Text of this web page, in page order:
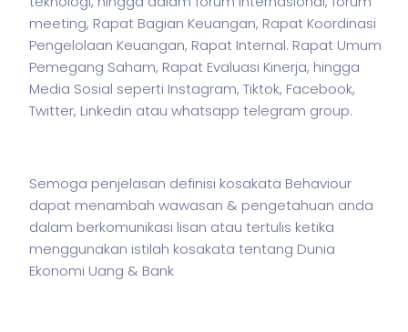
meeting, Rapat Bagian Keuangan, Rapat Koordinasi
Pengelolaan Keuangan, Rapat Internal. Rapat Umum
Pemegang Saham, Rapat Evaluasi Kinerja, hingga
Media Sosial seperti Instagram, Tiktok, Facebook,
Twitter, Linkedin atau whatsapp telegram group.
Semoga penjelasan definisi kosakata Behaviour
dapat menambah wawasan & pengetahuan anda
dalam berkomunikasi lisan atau tertulis ketika
menggunakan istilah kosakata tentang Dunia
Ekonomi Uang & Bank